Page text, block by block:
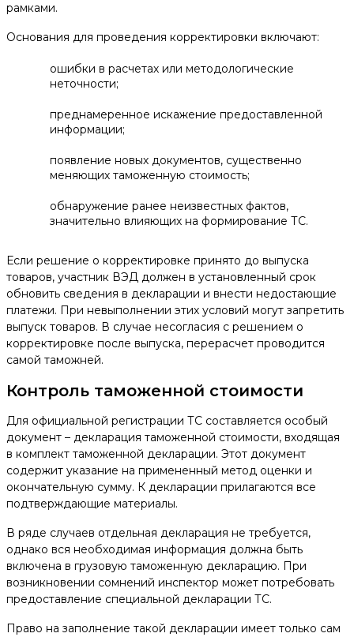
рамками.
Основания для проведения корректировки включают:
ошибки в расчетах или методологические
неточности;
преднамеренное искажение предоставленной
информации;
появление новых документов, существенно
меняющих таможенную стоимость;
обнаружение ранее неизвестных фактов,
значительно влияющих на формирование ТС.
Если решение о корректировке принято до выпуска
товаров, участник ВЭД должен в установленный срок
обновить сведения в декларации и внести недостающие
платежи. При невыполнении этих условий могут запретить
выпуск товаров. В случае несогласия с решением о
корректировке после выпуска, перерасчет проводится
самой таможней.
Контроль таможенной стоимости
Для официальной регистрации ТС составляется особый
документ – декларация таможенной стоимости, входящая
в комплект таможенной декларации. Этот документ
содержит указание на примененный метод оценки и
окончательную сумму. К декларации прилагаются все
подтверждающие материалы.
В ряде случаев отдельная декларация не требуется,
однако вся необходимая информация должна быть
включена в грузовую таможенную декларацию. При
возникновении сомнений инспектор может потребовать
предоставление специальной декларации ТС.
Право на заполнение такой декларации имеет только сам